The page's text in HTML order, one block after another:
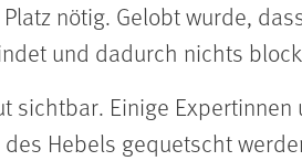
nötig. Gelobt wurde,
und dadurch nichts
sichtbar. Einige
Hebels gequetscht